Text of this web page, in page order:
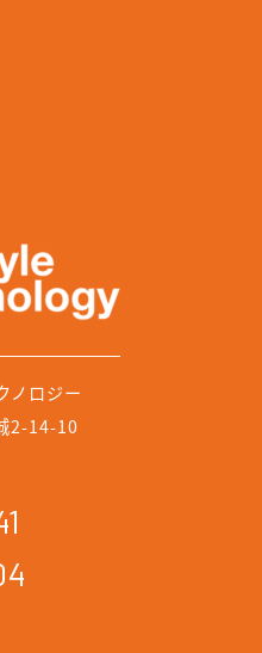
ノロジー
2-14-10